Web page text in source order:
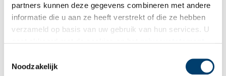
partners kunnen deze gegevens combineren met andere
informatie die u aan ze heeft verstrekt of die ze hebben
verzameld op basis van uw gebruik van hun services. U
Noodzakelijk
drie.